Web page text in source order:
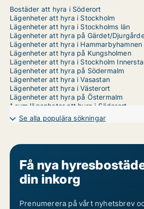
Bostäder att hyra i Söderort
Lägenheter att hyra i Stockholm
Lägenheter att hyra i Stockholms län
Lägenheter att hyra på Gärdet/
Lägenheter att hyra i Hammarbyhamnen
Lägenheter att hyra på Kungsholmen
Lägenheter att hyra i Stockholm
Lägenheter att hyra på Södermalm
Lägenheter att hyra i Vasastan
Lägenheter att hyra i Västerort
Lägenheter att hyra på Östermalm
1 rum lägenheter att hyra i Söderort
2 rum lägenheter att hyra i Söderort
3 rum lägenheter att hyra i Söderort
6 rum lägenheter att hyra i Söderort
7 rum lägenheter att hyra i Söderort
Se alla populära sökningar
Få nya
din inkorg
Prenumerera på vårt nyhetsbrev